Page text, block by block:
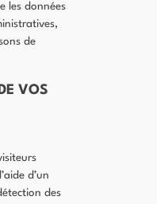
les données
de
VOS
d’un
des